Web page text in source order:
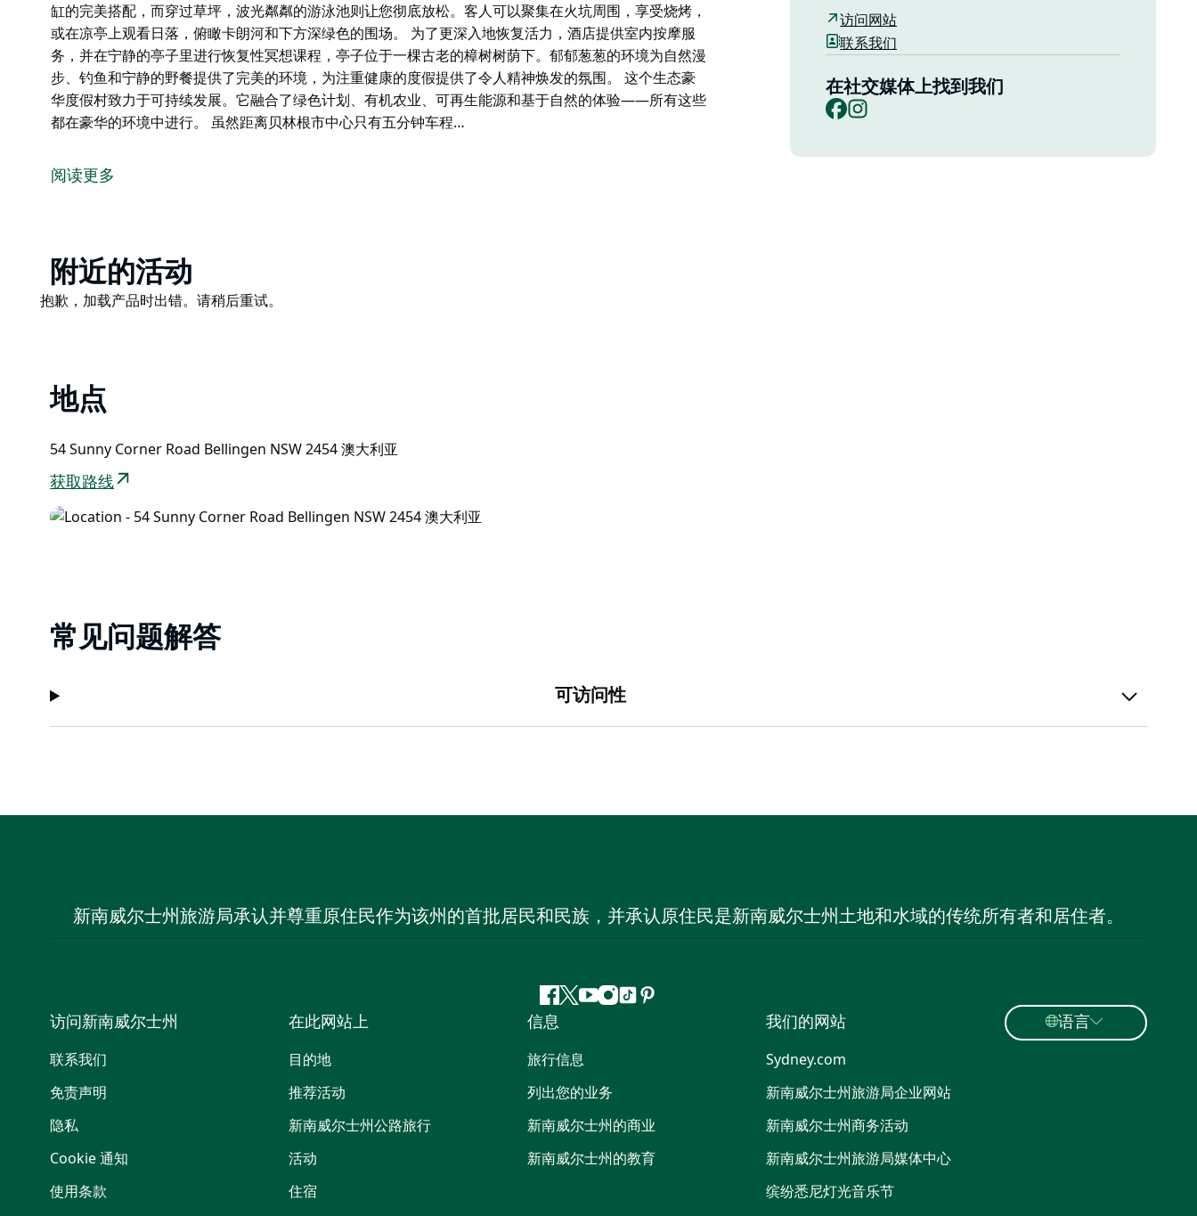
缸的完美搭配，而穿过草坪，波光粼粼的游泳池则让您彻底放松。客人可以聚集在火坑周围，享受烧烤，
或在凉亭上观看日落，俯瞰卡朗河和下方深绿色的围场。 为了更深入地恢复活力，酒店提供室内按摩服
务，并在宁静的亭子里进行恢复性冥想课程，亭子位于一棵古老的樟树树荫下。郁郁葱葱的环境为自然漫
步、钓鱼和宁静的野餐提供了完美的环境，为注重健康的度假提供了令人精神焕发的氛围。 这个生态豪
华度假村致力于可持续发展。它融合了绿色计划、有机农业、可再生能源和基于自然的体验——所有这些
都在豪华的环境中进行。 虽然距离贝林根市中心只有五分钟车程…
式客房套房，每间套房的设计都旨在让客人沉浸在舒适和自然美景中。
池则让您彻底放松。客人可以聚集在火坑周围，享受烧烤，或在凉亭上观看日落，俯瞰卡朗河和下方深绿
色的围场。
这个生态豪华度假村致力于可持续发展。它融合了绿色计划、有机农业、可再生能源和基于自然的体验
虽然距离贝林根市中心只有五分钟车程，但这个避风港感觉就像一个完全不同的世界。
阅读更多
访问网站
联系我们
在社交媒体上找到我们
Facebook
Product
List
附近的活动
Product
抱歉，加载产品时出错。请稍后重试。
地点
54 Sunny Corner Road Bellingen NSW 2454 澳大利亚
获取路线
常见问题解答
可访问性
新南威尔士州旅游局承认并尊重原住民作为该州的首批居民和民族，并承认原住民是新南威尔士州土地和水域的传统所有者和居住者。
Facebook
叽
喳
喳
YouTube
Instagram
抖 Pinterest
访问新南威尔士州
联系我们
免责声明
隐私
Cookie 通知
使用条款
在此网站上
目的地
推荐活动
新南威尔士州公路旅行
活动
住宿
信息
旅行信息
列出您的业务
新南威尔士州的商业
新南威尔士州的教育
我们的网站
Sydney.com
新南威尔士州旅游局企业网站
新南威尔士州商务活动
新南威尔士州旅游局媒体中心
缤纷悉尼灯光音乐节
语言